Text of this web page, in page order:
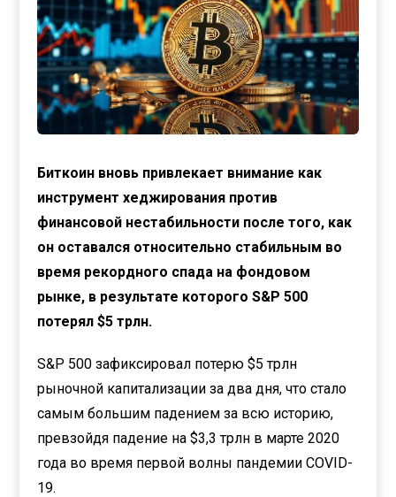
Биткоин вновь привлекает внимание как
инструмент хеджирования против
финансовой нестабильности после того, как
он оставался относительно стабильным во
время рекордного спада на фондовом
рынке, в результате которого S&P 500
потерял $5 трлн.
S&P 500 зафиксировал потерю $5 трлн
рыночной капитализации за два дня, что стало
самым большим падением за всю историю,
превзойдя падение на $3,3 трлн в марте 2020
года во время первой волны пандемии COVID-
19.